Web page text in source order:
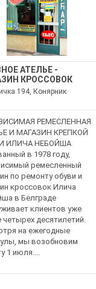
АТЕЛЬЕ -
КРОССОВОК
194, Конярник
РЕМЕСЛЕННАЯ
И МАГАЗИН КРЕПКОЙ
ИЛИЧА НЕБОЙША
в 1978 году,
ремесленный
по ремонту обуви и
кроссовок Илича
в Белграде
клиентов уже
четырех десятилетий.
на ежегодные
мы возобновим
1 июля....